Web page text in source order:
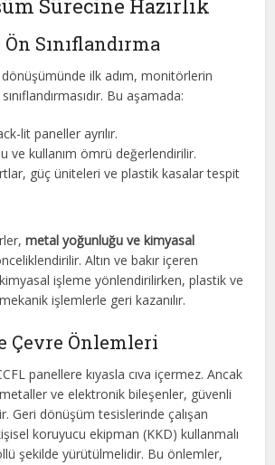
Sürecine Hazırlık
Sınıflandırma
ilk adım, monitörlerin
Bu aşamada:
lit paneller ayrılır.
ve kullanım ömrü değerlendirilir.
güç üniteleri ve plastik kasalar tespit
metal yoğunluğu ve kimyasal
Altın ve bakır içeren
işleme yönlendirilirken, plastik ve
işlemlerle geri kazanılır.
Çevre Önlemleri
panellere kıyasla cıva içermez. Ancak
ve elektronik bileşenler, güvenli
Geri dönüşüm tesislerinde çalışan
koruyucu ekipman (KKD) kullanmalı
şekilde yürütülmelidir. Bu önlemler,